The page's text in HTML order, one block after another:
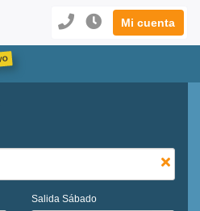
Mi cuenta
Salida Sábado